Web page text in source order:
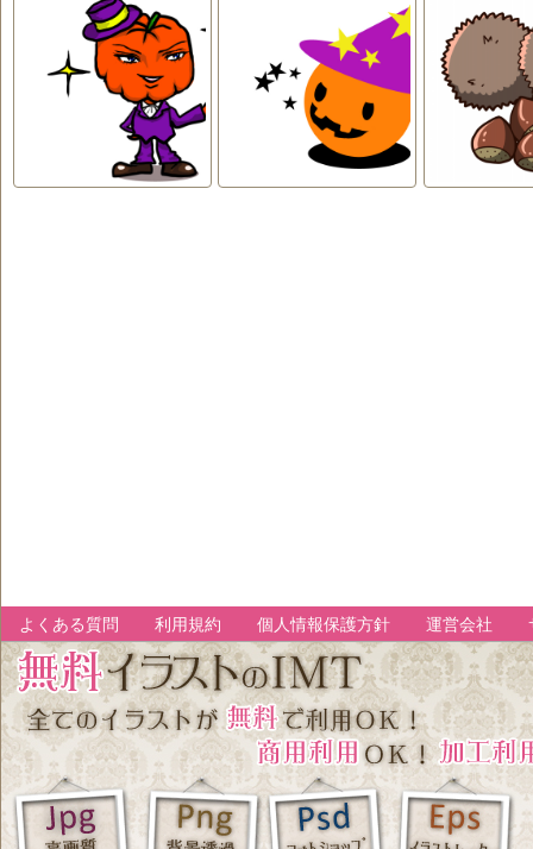
よくある質問 利用規約 個人情報保護方針 運営会社